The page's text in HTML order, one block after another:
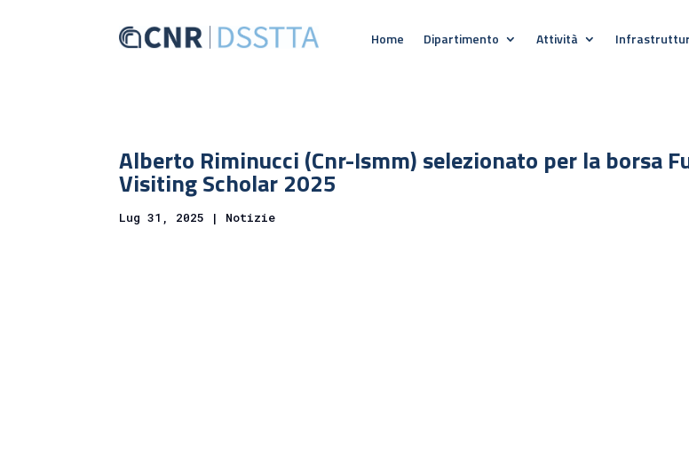
Home Dipartimento Attività
Alberto Riminucci (Cnr-Ismm) selezionato per la borsa
Visiting Scholar 2025
Lug 31, 2025 | Notizie